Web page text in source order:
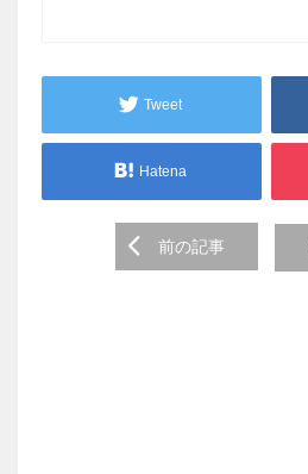
Tweet
Hatena
navigation
前の記事